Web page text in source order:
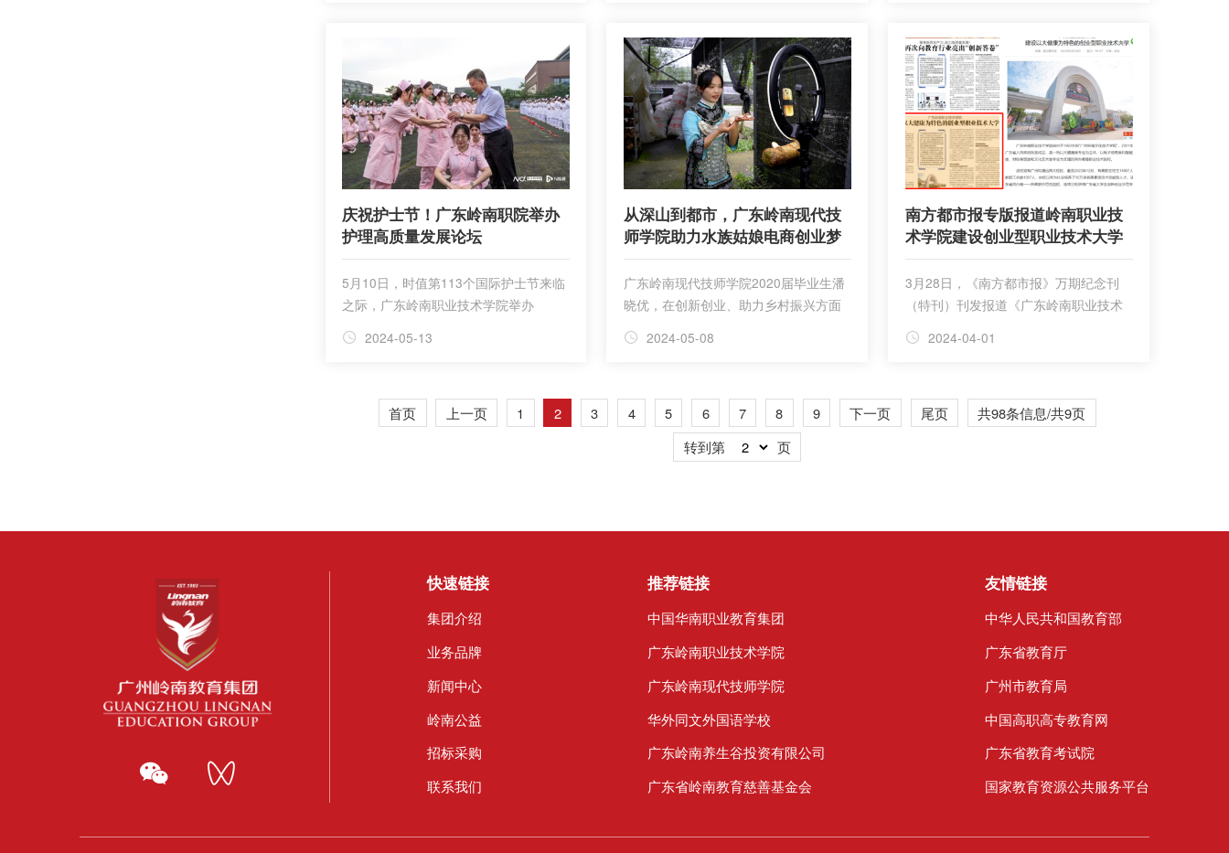
会发展的典型，为广东高质量发展和区
域经济建设贡献力量。
庆祝护士节！广东岭南职院举办
护理高质量发展论坛
5月10日，时值第113个国际护士节来临
之际，广东岭南职业技术学院举办
了“5·12”护士节庆祝活动暨护理高质量发
展论坛。
2024-05-13
从深山到都市，广东岭南现代技
师学院助力水族姑娘电商创业梦
广东岭南现代技师学院2020届毕业生潘
晓优，在创新创业、助力乡村振兴方面
的优秀事迹，受到中国劳动保障报社的
官微“技能中国”和广东省人力资源和社会
班”学生，来自贵州省黔南布依族苗族自
治州三都水族自治县，就读于电子商务
专业。毕业后，用在学校所学的电子商
2024-05-08
南方都市报专版报道岭南职业技
术学院建设创业型职业技术大学
3月28日，《南方都市报》万期纪念刊
（特刊）刊发报道《广东岭南职业技术
学院 建设以大健康为特色的创业型职业
技术大学》，专版介绍广东岭南职业技
2024-04-01
首页 上一页 1 2 3 4 5 6 7 8 9 下一页 尾页
共98条信息/共9页
转到第
页
快速链接
集团介绍
业务品牌
新闻中心
岭南公益
招标采购
联系我们
推荐链接
中国华南职业教育集团
广东岭南职业技术学院
广东岭南现代技师学院
华外同文外国语学校
广东岭南养生谷投资有限公司
广东省岭南教育慈善基金会
友情链接
中华人民共和国教育部
广东省教育厅
广州市教育局
中国高职高专教育网
广东省教育考试院
国家教育资源公共服务平台